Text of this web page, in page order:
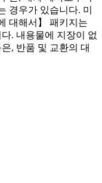
경우가 있습니다. 미
대해서】 패키지는
. 내용물에 지장이 없
, 반품 및 교환의 대